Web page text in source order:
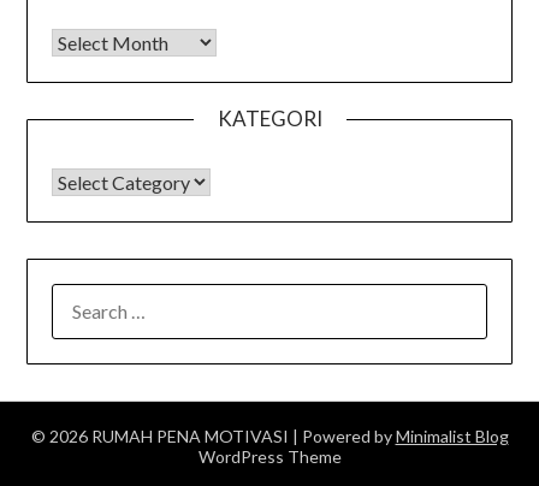
Arsip
KATEGORI
KATEGORI
FOR:
© 2026 RUMAH PENA MOTIVASI | Powered byMinimalist Blog
WordPress Theme